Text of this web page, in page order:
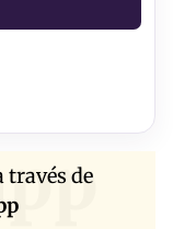
través de